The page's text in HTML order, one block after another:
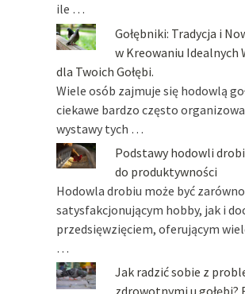
ile …
Gołębniki: Tradycja i
w Kreowaniu Idealnych
dla Twoich Gołębi.
Wiele osób zajmuje się hodowlą
ciekawe bardzo często
wystawy tych …
Podstawy hodowli
do produktywności
Hodowla drobiu może być zarówno
satysfakcjonującym hobby, jak i
przedsięwzięciem, oferującym
…
Jak radzić sobie z